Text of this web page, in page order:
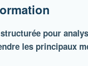
pour
les principaux